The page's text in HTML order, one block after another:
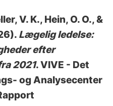
V. K., Hein, O. O., &
Lægelig ledelse:
efter
2021. VIVE - Det
og Analysecenter